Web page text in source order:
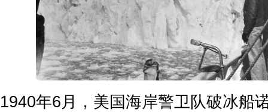
1940年6月，美国海岸警卫队破冰船